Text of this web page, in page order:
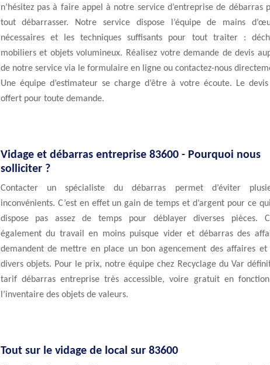
n’hésitez pas à faire appel à notre service d’entreprise de débarras
tout débarrasser. Notre service dispose l’équipe de mains
nécessaires et les techniques suffisants pour tout traiter :
mobiliers et objets volumineux. Réalisez votre demande de devis
de notre service via le formulaire en ligne ou contactez-nous
Une équipe d’estimateur se charge d’être à votre écoute. Le
offert pour toute demande.
Vidage et débarras entreprise 83600 - Pourquoi nous
solliciter ?
Contacter un spécialiste du débarras permet d’éviter
inconvénients. C’est en effet un gain de temps et d’argent pour ce
dispose pas assez de temps pour déblayer diverses pièces.
également du travail en moins puisque vider et débarras des
demandent de mettre en place un bon agencement des affaires et
divers objets. Pour le prix, notre équipe chez Recyclage du Var
tarif débarras entreprise très accessible, voire gratuit en
l’inventaire des objets de valeurs.
Tout sur le vidage de local sur 83600